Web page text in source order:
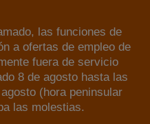
las funciones de
a ofertas de empleo de
fuera de servicio
8 de agosto hasta las
(hora peninsular
las molestias.